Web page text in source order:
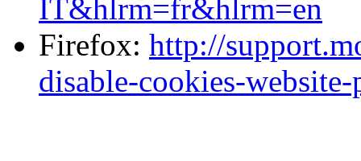
IT&hlrm=fr&hlrm=en
Firefox: http://
disable-cookies-website-